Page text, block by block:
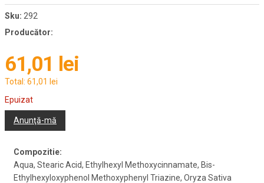
Sku: 292
Producător:
61,01 lei
Total: 61,01 lei
Epuizat
Anunţă-mă
Compozitie:
Aqua, Stearic Acid, Ethylhexyl Methoxycinnamate, Bis-
Ethylhexyloxyphenol Methoxyphenyl Triazine, Oryza Sativa